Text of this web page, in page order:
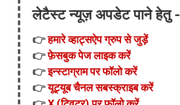
लेटैस्ट न्यूज़ अपडेट पाने हेतु -
👉हमारे व्हाट्सऐप ग्रुप से जुड़ें
👉फ़ेसबुक पेज लाइक करें
👉इन्स्टाग्राम पर फॉलो करें
👉यूट्यूब चैनल सबस्क्राइब करें